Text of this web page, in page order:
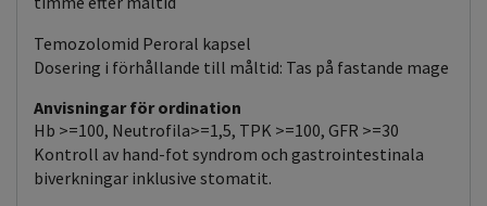
Temozolomid Peroral kapsel
Dosering i förhållande till måltid: Tas på fastande mage
Anvisningar för ordination
Hb >=100, Neutrofila>=1,5, TPK >=100, GFR >=30
Kontroll av hand-fot syndrom och gastrointestinala
biverkningar inklusive stomatit.